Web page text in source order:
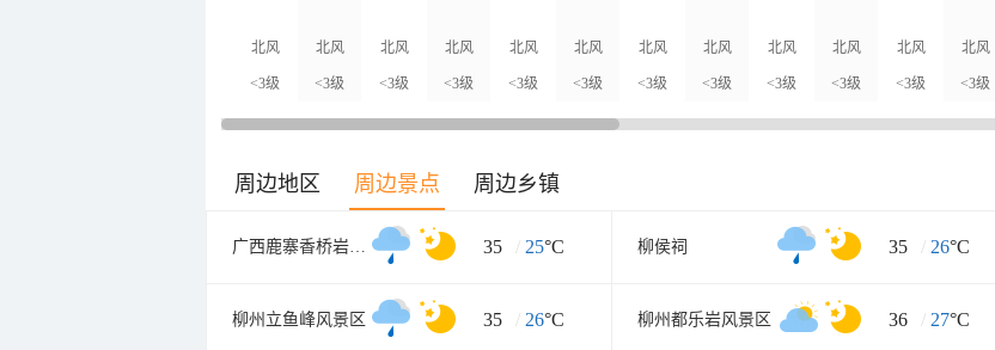
北风
<3级
北风
<3级
北风
<3级
北风
<3级
北风
<3级
北风
<3级
北风
<3级
北风
<3级
北风
<3级
北风
<3级
北风
<3级
北风
<3级
周边地区 周边景点 周边乡镇
广西鹿寨香桥岩溶国家地质公园 35 / 25°C 柳侯祠 35 / 26°C
柳州立鱼峰风景区 35 / 26°C 柳州都乐岩风景区 36 / 27°C